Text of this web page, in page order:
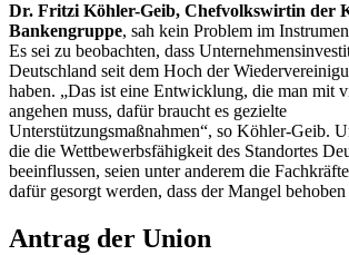
Dr. Fritzi Köhler-Geib, Chefvolkswirtin der
Bankengruppe, sah kein Problem im
Es sei zu beobachten, dass
Deutschland seit dem Hoch der
haben. „Das ist eine Entwicklung, die man mit
angehen muss, dafür braucht es gezielte
Unterstützungsmaßnahmen“, so Köhler-Geib.
die die Wettbewerbsfähigkeit des Standortes
beeinflussen, seien unter anderem die
dafür gesorgt werden, dass der Mangel
Antrag der Union